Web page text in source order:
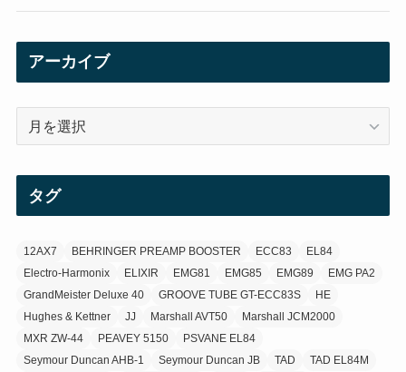
(21)
(3)
(3)
アーカイブ
タグ
12AX7 BEHRINGER PREAMP BOOSTER ECC83
EL84
Electro-Harmonix
ELIXIR EMG81 EMG85 EMG89
EMG PA2
GrandMeister Deluxe 40
GROOVE TUBE GT-ECC83S
HE
Hughes & Kettner
JJ Marshall AVT50
Marshall JCM2000
MXR ZW-44
PEAVEY 5150
PSVANE EL84
Seymour Duncan AHB-1
Seymour Duncan JB TAD
TAD EL84M